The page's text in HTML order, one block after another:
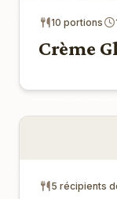
10 portions
Crème
5 récipients